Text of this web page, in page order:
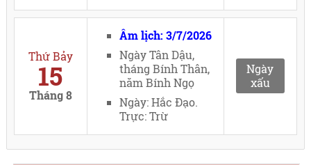
Thứ Bảy
15
Tháng 8
Âm lịch: 3/7/2026
Ngày Tân Dậu,
tháng Bính Thân,
năm Bính Ngọ
Ngày: Hắc Đạo.
Trực: Trừ
Ngày
xấu